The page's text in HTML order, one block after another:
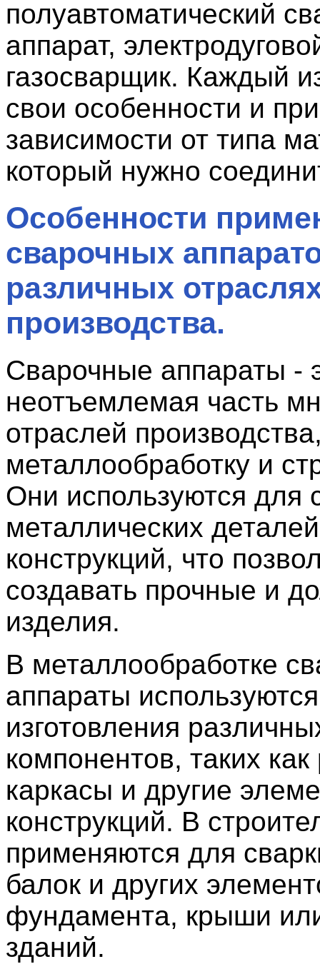
полуавтоматический
аппарат,
газосварщик. Каждый
свои особенности и
зависимости от типа
который нужно
Особенности
сварочных
различных
производства.
Сварочные аппараты -
неотъемлемая часть
отраслей
металлообработку и
Они используются для
металлических
конструкций, что
создавать прочные и
изделия.
В металлообработке
аппараты
изготовления
компонентов, таких
каркасы и другие
конструкций. В
применяются для
балок и других
фундамента, крыши
зданий.